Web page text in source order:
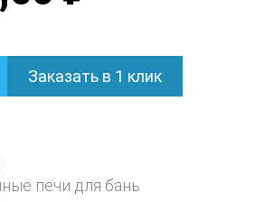
Заказать в 1 клик
печи для бань